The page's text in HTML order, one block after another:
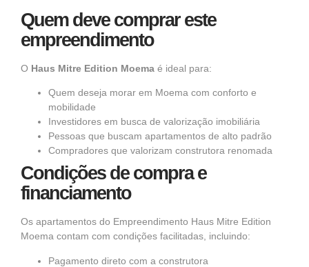
Quem deve comprar este
empreendimento
O Haus Mitre Edition Moema é ideal para:
Quem deseja morar em Moema com conforto e
mobilidade
Investidores em busca de valorização imobiliária
Pessoas que buscam apartamentos de alto padrão
Compradores que valorizam construtora renomada
Condições de compra e
financiamento
Os apartamentos do Empreendimento Haus Mitre Edition
Moema contam com condições facilitadas, incluindo:
Pagamento direto com a construtora